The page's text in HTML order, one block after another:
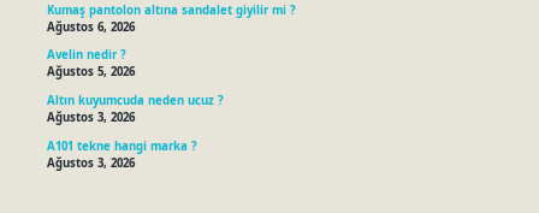
Kumaş pantolon altına sandalet giyilir mi ?
Ağustos 6, 2026
Avelin nedir ?
Ağustos 5, 2026
Altın kuyumcuda neden ucuz ?
Ağustos 3, 2026
A101 tekne hangi marka ?
Ağustos 3, 2026